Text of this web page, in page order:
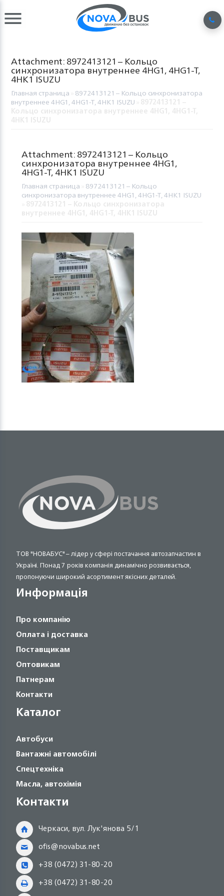
Attachment: 8972413121 – Кольцо
синхронизатора внутреннее 4HG1, 4HG1-T,
4HK1 ISUZU
Главная страница 8972413121 – Кольцо синхронизатора
внутреннее 4HG1, 4HG1-T, 4HK1 ISUZU
Attachment: 8972413121 – Кольцо
синхронизатора внутреннее 4HG1,
4HG1-T, 4HK1 ISUZU
Главная страница 8972413121 – Кольцо
синхронизатора внутреннее 4HG1, 4HG1-T, 4HK1 ISUZU
ТОВ "НОВАБУС" – лідер у сфері постачання автозапчастин в
Україні. Понад 7 років компанія динамічно розвивається,
пропонуючи широкий асортимент якісних деталей.
Информація
Про компанію
Оплата і доставка
Поставщикам
Оптовикам
Патнерам
Контакти
Каталог
Автобуси
Вантажні автомобілі
Спецтехніка
Масла, автохімія
Контакти
Черкаси, вул. Лук'янова 5/1
ofis@novabus.net
+38 (0472) 31-80-20
+38 (0472) 31-80-20